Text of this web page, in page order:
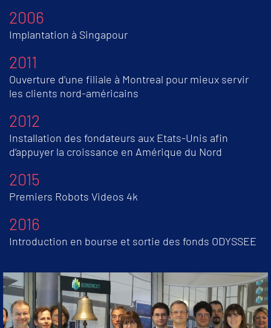
2006
Implantation à Singapour
2011
Ouverture d’une filiale à Montreal pour mieux servir
les clients nord-américains
2012
Installation des fondateurs aux Etats-Unis afin
d’appuyer la croissance en Amérique du Nord
2015
Premiers Robots Videos 4k
2016
Introduction en bourse et sortie des fonds ODYSSEE